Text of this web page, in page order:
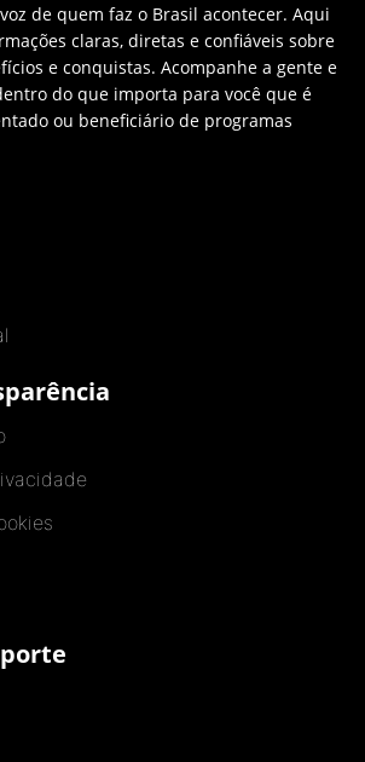
de quem faz o Brasil acontecer. Aqui
claras, diretas e confiáveis sobre
e conquistas. Acompanhe a gente e
do que importa para você que é
ou beneficiário de programas